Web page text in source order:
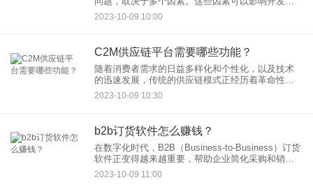
本的高低，使其在不同情况下有所不同。以下是一
些主要因素，可以帮助我们理解数字供应链系统开
2023-10-09 10:00
C2M供应链平台需要哪些功能？
随着消费者需求的日益多样化和个性化，以及技术
的迅速发展，传统的供应链模式正经历着革命性的
变革。C2M（Customer to Manufacturer）供应链平
台已经崭露头角，为制造商和消费者之间的直
2023-10-09 10:30
b2b订货软件怎么赚钱？
在数字化时代，B2B（Business-to-Business）订货
软件正变得越来越重要，帮助企业简化采购和销售
流程，提高效率，降低成本，同时也为软件提供商
提供了盈利机会。那么，B2B订货软件如何赚钱
2023-10-09 11:00